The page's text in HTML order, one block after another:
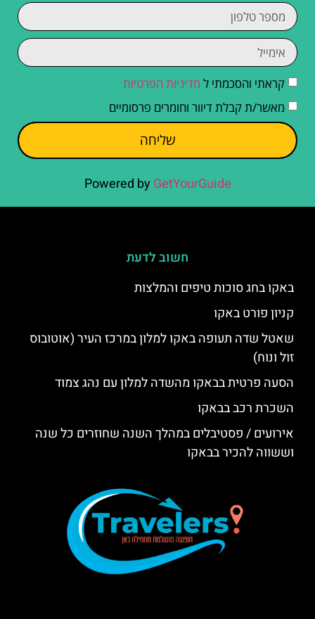
קראתי והסכמתי ל מדיניות הפרטיות
מאשר/ת קבלת דיוור וחומרים פרסומיים
שליחה
Powered by GetYourGuide
חשוב לדעת
באקו בחג סוכות טיפים והמלצות
קניון פורט באקו
שאטל שדה תעופה באקו למלון במרכז העיר (אוטובוס
זול ונוח)
הסעה פרטית בבאקו מהשדה למלון עם נהג צמוד
השכרת רכב בבאקו
אירועים / פסטיבלים במהלך השנה שחוזרים כל שנה
וששווה להכיר בבאקו